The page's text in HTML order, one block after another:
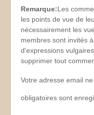
Remarque:Les
les points de vue de
nécessairement les
membres sont invités
d'expressions
supprimer tout
Votre adresse email
obligatoires sont